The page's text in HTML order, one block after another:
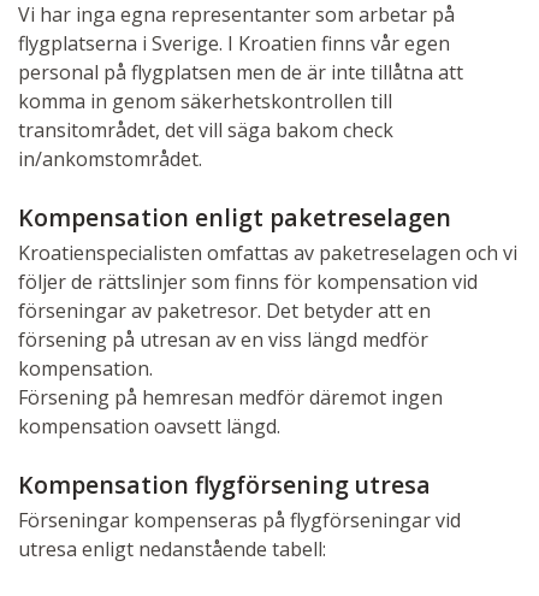
Vi har inga egna representanter som arbetar på
flygplatserna i Sverige. I Kroatien finns vår egen
personal på flygplatsen men de är inte tillåtna att
komma in genom säkerhetskontrollen till
transitområdet, det vill säga bakom check
in/ankomstområdet.
Kompensation enligt paketreselagen
Kroatienspecialisten omfattas av paketreselagen och vi
följer de rättslinjer som finns för kompensation vid
förseningar av paketresor. Det betyder att en
försening på utresan av en viss längd medför
kompensation.
Försening på hemresan medför däremot ingen
kompensation oavsett längd.
Kompensation flygförsening utresa
Förseningar kompenseras på flygförseningar vid
utresa enligt nedanstående tabell: